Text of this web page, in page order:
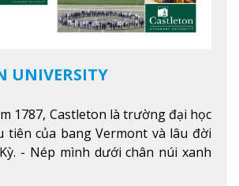
UNIVERSITY
1787, Castleton là trường đại học
tiên của bang Vermont và lâu đời
- Nép mình dưới chân núi xanh